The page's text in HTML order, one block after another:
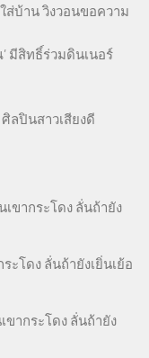
ส่บ้าน วิงวอนขอความ
’ มีสิทธิ์ร่วมดินเนอร์
ศิลปินสาวเสียงดี
เขากระโดง ลั่นถ้ายัง
ะโดง ลั่นถ้ายังเยิ่นเย้อ
ขากระโดง ลั่นถ้ายัง